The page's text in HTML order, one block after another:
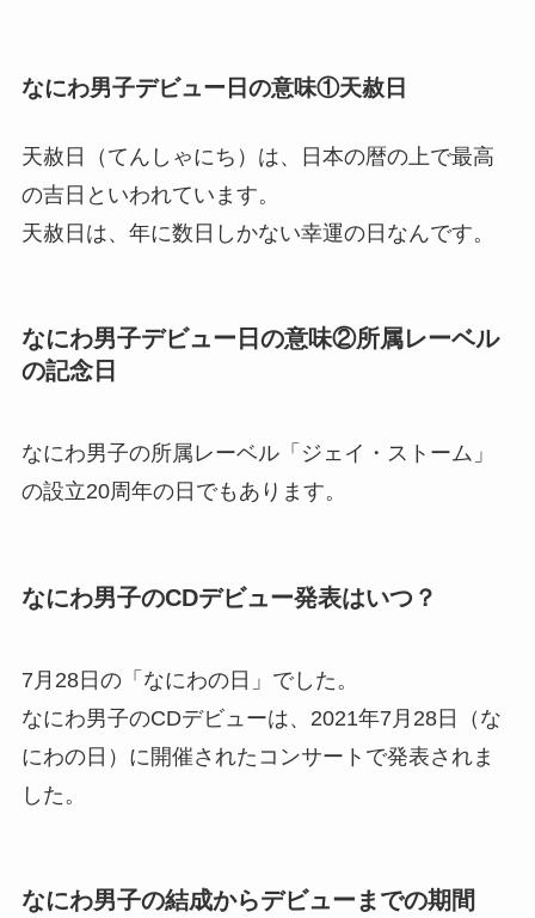
なにわ男子デビュー日の意味①天赦日
天赦日（てんしゃにち）は、日本の暦の上で最高
の吉日といわれています。
天赦日は、年に数日しかない幸運の日なんです。
なにわ男子デビュー日の意味②所属レーベル
の記念日
なにわ男子の所属レーベル「ジェイ・ストーム」
の設立20周年の日でもあります。
なにわ男子のCDデビュー発表はいつ？
7月28日の「なにわの日」でした。
なにわ男子のCDデビューは、2021年7月28日（な
にわの日）に開催されたコンサートで発表されま
した。
なにわ男子の結成からデビューまでの期間